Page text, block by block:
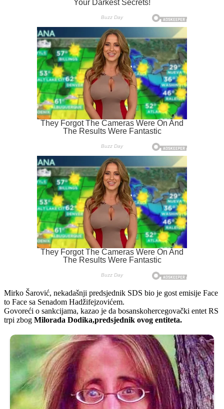
Mirko Šarović, nekadašnji predsjednik SDS bio je gost emisije Face
to Face sa Senadom Hadžifejzovićem.
Govoreći o sankcijama, kazao je da bosanskohercegovački entet RS
trpi zbog Milorada Dodika,predsjednik ovog entiteta.